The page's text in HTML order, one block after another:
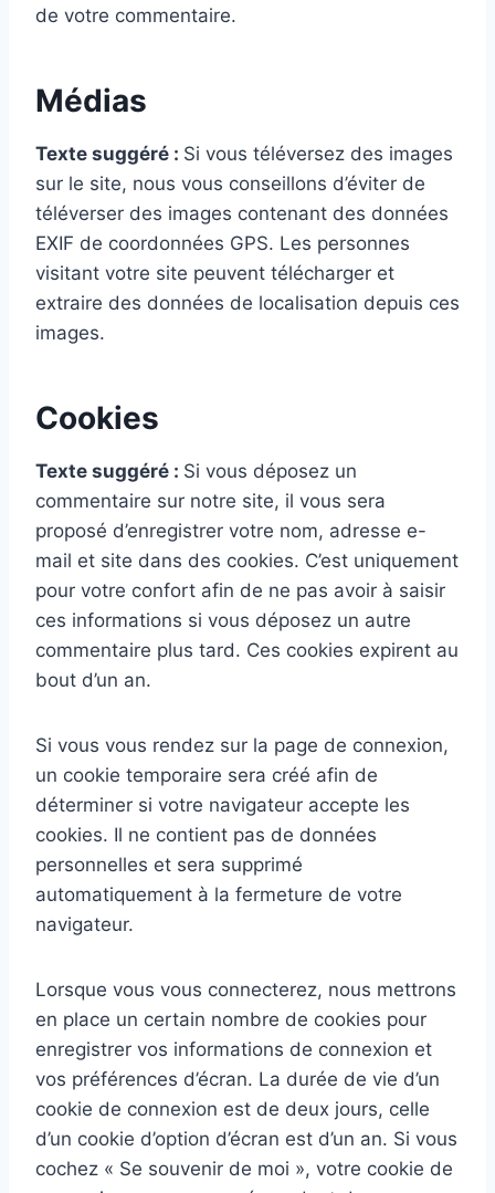
de votre commentaire.
Médias
Texte suggéré : Si vous téléversez des images
sur le site, nous vous conseillons d’éviter de
téléverser des images contenant des données
EXIF de coordonnées GPS. Les personnes
visitant votre site peuvent télécharger et
extraire des données de localisation depuis ces
images.
Cookies
Texte suggéré : Si vous déposez un
commentaire sur notre site, il vous sera
proposé d’enregistrer votre nom, adresse e-
mail et site dans des cookies. C’est uniquement
pour votre confort afin de ne pas avoir à saisir
ces informations si vous déposez un autre
commentaire plus tard. Ces cookies expirent au
bout d’un an.
Si vous vous rendez sur la page de connexion,
un cookie temporaire sera créé afin de
déterminer si votre navigateur accepte les
cookies. Il ne contient pas de données
personnelles et sera supprimé
automatiquement à la fermeture de votre
navigateur.
Lorsque vous vous connecterez, nous mettrons
en place un certain nombre de cookies pour
enregistrer vos informations de connexion et
vos préférences d’écran. La durée de vie d’un
cookie de connexion est de deux jours, celle
d’un cookie d’option d’écran est d’un an. Si vous
cochez « Se souvenir de moi », votre cookie de